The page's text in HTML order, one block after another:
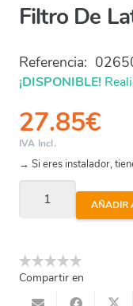
Filtro De
Referencia:
¡DISPONIBLE!
27.85€
IVA Incl.
→ Si eres instalador,
Filtro
De
En
"Y"
AÑADIR
Compartir en